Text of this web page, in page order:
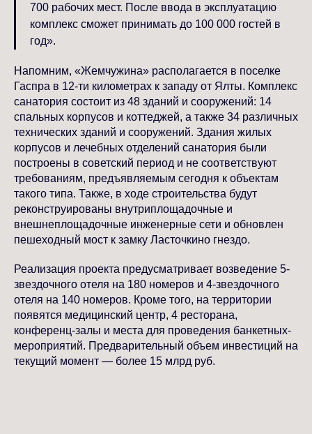
700 рабочих мест. После ввода в эксплуатацию
комплекс сможет принимать до 100 000 гостей в
год».
Напомним, «Жемчужина» располагается в поселке
Гаспра в 12-ти километрах к западу от Ялты. Комплекс
санатория состоит из 48 зданий и сооружений: 14
спальных корпусов и коттеджей, а также 34 различных
технических зданий и сооружений. Здания жилых
корпусов и лечебных отделений санатория были
построены в советский период и не соответствуют
требованиям, предъявляемым сегодня к объектам
такого типа. Также, в ходе строительства будут
реконструированы внутриплощадочные и
внешнеплощадочные инженерные сети и обновлен
пешеходный мост к замку Ласточкино гнездо.
Реализация проекта предусматривает возведение 5-
звездочного отеля на 180 номеров и 4-звездочного
отеля на 140 номеров. Кроме того, на территории
появятся медицинский центр, 4 ресторана,
конференц-залы и места для проведения банкетных-
мероприятий. Предварительный объем инвестиций на
текущий момент — более 15 млрд руб.